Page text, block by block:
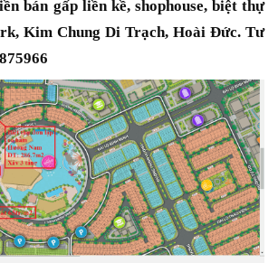
bán gấp liền kề, shophouse, biệt thự
Kim Chung Di Trạch, Hoài Đức. Tư